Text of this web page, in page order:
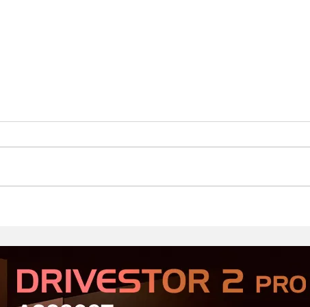
Serious Sam: Shatterverse в
и